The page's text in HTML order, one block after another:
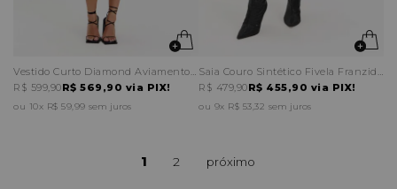
R$ 569,90 via PIX!
R$ 599,90
10x R$ 59,99sem juros
R$ 455,90 via PIX!
R$ 479,90
9x R$ 53,32 sem juros
1 2